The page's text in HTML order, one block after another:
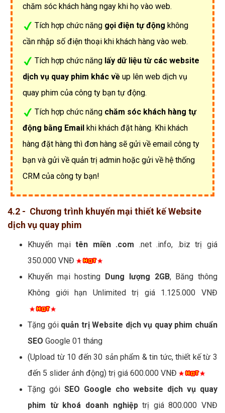
chăm sóc khách hàng ngay khi họ vào web.
Tích hợp chức năng gọi điện tự động không
cần nhập số điện thoại khi khách hàng vào web.
Tích hợp chức năng lấy dữ liệu từ các website
dịch vụ quay phim khác về up lên web dịch vụ
quay phim của công ty bạn tự động.
Tích hợp chức năng chăm sóc khách hàng tự
động bằng Email khi khách đặt hàng. Khi khách
hàng đặt hàng thì đơn hàng sẽ gửi về email công ty
bạn và gửi về quản trị admin hoặc gửi về hệ thống
CRM của công ty bạn!
4.2 - Chương trình khuyến mại thiết kế Website
dịch vụ quay phim
Khuyến mạitên miền .com .net .info, .biz trị giá
350.000 VNĐ
Khuyến mại hosting Dung lượng 2GB, Băng thông
Không giới hạn Unlimited trị giá 1.125.000 VNĐ
Tặng gói quản trị Website dịch vụ quay phim chuẩn
SEO Google 01 tháng
(Upload từ 10 đến 30 sản phẩm & tin tức, thiết kế từ 3
đến 5 slider ảnh động) trị giá 600.000 VNĐ
Tặng gói SEO Google cho website dịch vụ quay
phim từ khoá doanh nghiệptrị giá 800.000 VNĐ